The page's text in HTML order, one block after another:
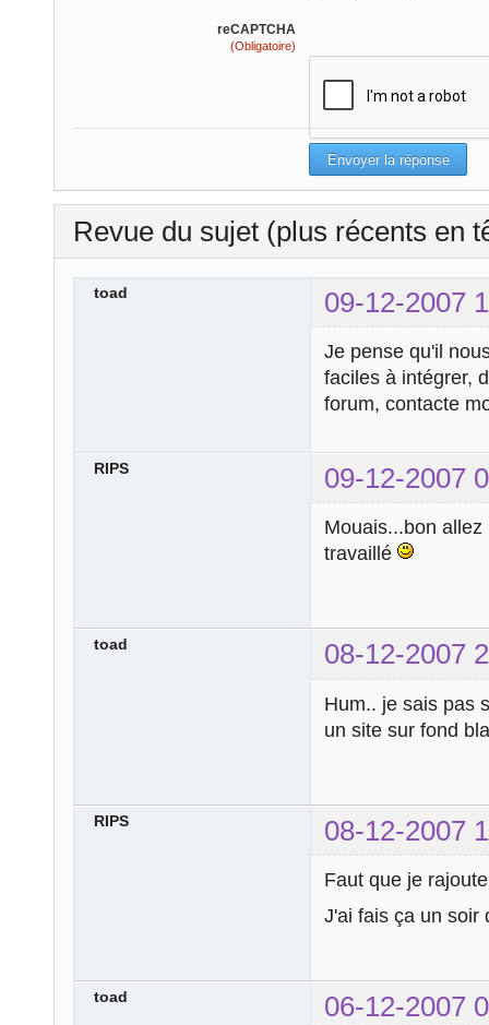
reCAPTCHA
(Obligatoire)
Revue du sujet (plus récents en
toad 09-12-2007
Je pense qu'il
faciles à intégrer,
forum, contacte
RIPS 09-12-2007
Mouais...bon
travaillé
toad 08-12-2007
Hum.. je sais pas
un site sur fond
RIPS 08-12-2007
Faut que je
J'ai fais ça un soir
toad 06-12-2007